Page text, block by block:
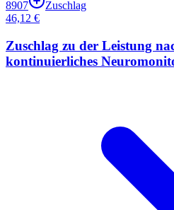
8907
Zuschlag
46,12 €
Zuschlag zu der Leistung
kontinuierliches